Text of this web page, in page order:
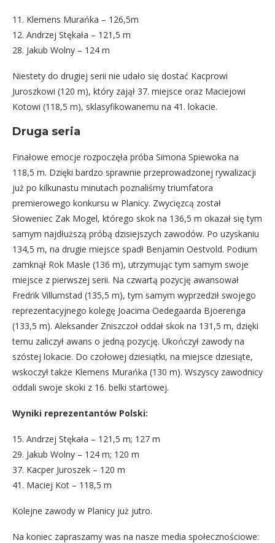
11. Klemens Murańka – 126,5m
12. Andrzej Stękała – 121,5 m
28. Jakub Wolny – 124 m
Niestety do drugiej serii nie udało się dostać Kacprowi
Juroszkowi (120 m), który zajął 37. miejsce oraz Maciejowi
Kotowi (118,5 m), sklasyfikowanemu na 41. lokacie.
Druga seria
Finałowe emocje rozpoczęła próba Simona Spiewoka na
118,5 m. Dzięki bardzo sprawnie przeprowadzonej rywalizacji
już po kilkunastu minutach poznaliśmy triumfatora
premierowego konkursu w Planicy. Zwycięzcą został
Słoweniec Zak Mogel, którego skok na 136,5 m okazał się tym
samym najdłuższą próbą dzisiejszych zawodów. Po uzyskaniu
134,5 m, na drugie miejsce spadł Benjamin Oestvold. Podium
zamknął Rok Masle (136 m), utrzymując tym samym swoje
miejsce z pierwszej serii. Na czwartą pozycję awansował
Fredrik Villumstad (135,5 m), tym samym wyprzedził swojego
reprezentacyjnego kolegę Joacima Oedegaarda Bjoerenga
(133,5 m). Aleksander Zniszczoł oddał skok na 131,5 m, dzięki
temu zaliczył awans o jedną pozycję. Ukończył zawody na
szóstej lokacie. Do czołowej dziesiątki, na miejsce dziesiąte,
wskoczył także Klemens Murańka (130 m). Wszyscy zawodnicy
oddali swoje skoki z 16. belki startowej.
Wyniki reprezentantów Polski:
15. Andrzej Stękała – 121,5 m; 127 m
29. Jakub Wolny – 124 m; 120 m
37. Kacper Juroszek – 120 m
41. Maciej Kot – 118,5 m
Kolejne zawody w Planicy już jutro.
Na koniec zapraszamy was na nasze media społecznościowe: